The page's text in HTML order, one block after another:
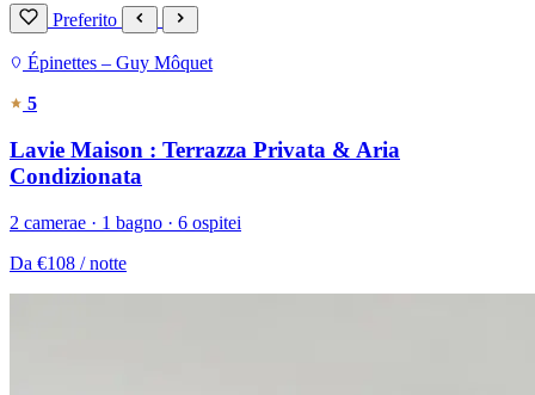
Preferito
Épinettes – Guy Môquet
5
Lavie Maison : Terrazza Privata & Aria
Condizionata
2 camerae · 1 bagno · 6 ospitei
Da €108 / notte